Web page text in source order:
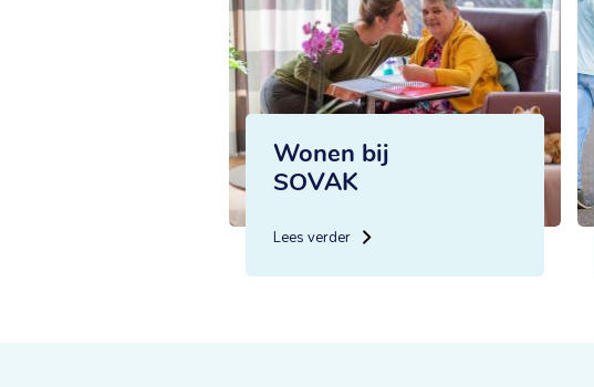
Wonen bij
SOVAK
Lees verder